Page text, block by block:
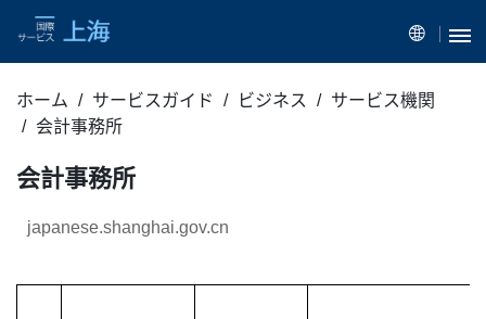
ホーム サービスガイド ビジネス
サービス機関
会計事務所
会計事務所
japanese.shanghai.gov.cn